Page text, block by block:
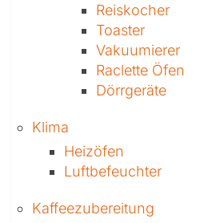
Reiskocher
Toaster
Vakuumierer
Raclette Öfen
Dörrgeräte
Klima
Heizöfen
Luftbefeuchter
Kaffee­zubereitung